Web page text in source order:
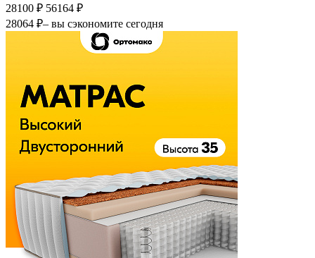
28100 ₽ 56164 ₽
28064 ₽– вы сэкономите сегодня